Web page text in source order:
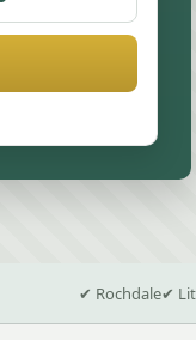
✔ Rochdale✔